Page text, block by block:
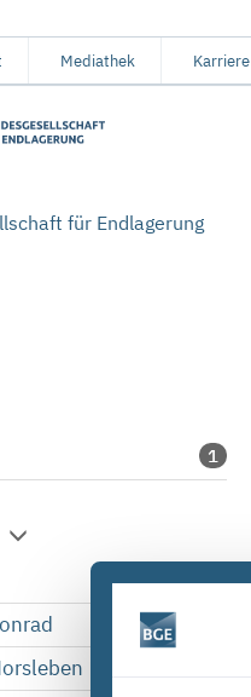
Mediathek Karriere
für Endlagerung
1
1